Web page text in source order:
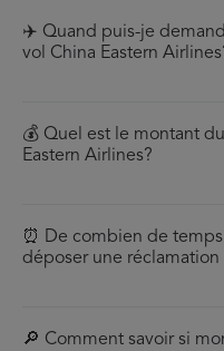
✈️ Quand puis-je
vol China Eastern
💰 Quel est le montant
Eastern Airlines?
⏰ De combien de
déposer une réclamation
🔎 Comment savoir si